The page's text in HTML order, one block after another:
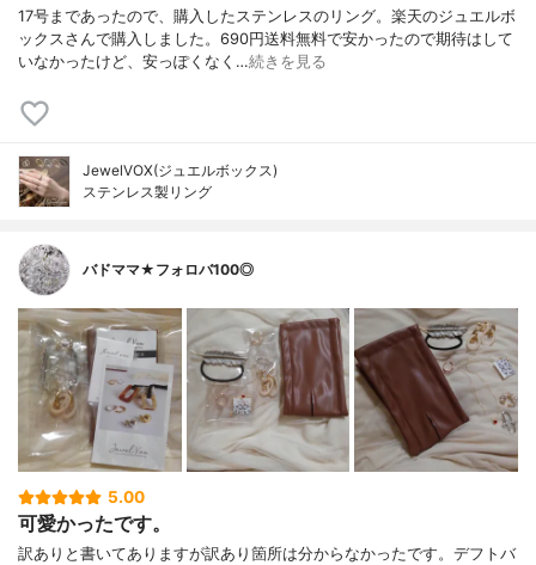
17号まであったので、購入したステンレスのリング。楽天のジュエルボ
ックスさんで購入しました。690円送料無料で安かったので期待はして
いなかったけど、安っぽくなく…続きを見る
JewelVOX(ジュエルボックス)
ステンレス製リング
バドママ★フォロバ100◎
5.00
可愛かったです。
訳ありと書いてありますが訳あり箇所は分からなかったです。デフトバ